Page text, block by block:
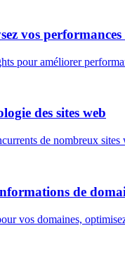
vos performances
pour améliorer
des sites web
de nombreux
de
vos domaines,